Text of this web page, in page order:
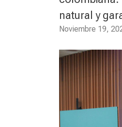
natural y
Noviembre 19,